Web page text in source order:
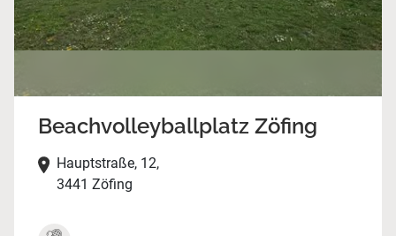
Beachvolleyballplatz Zöfing
Hauptstraße, 12,
3441 Zöfing